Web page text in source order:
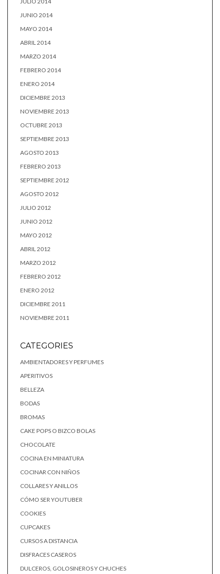
JUNIO 2014
MAYO 2014
ABRIL 2014
MARZO 2014
FEBRERO 2014
ENERO 2014
DICIEMBRE 2013
NOVIEMBRE 2013
OCTUBRE 2013
SEPTIEMBRE 2013
AGOSTO 2013
FEBRERO 2013
SEPTIEMBRE 2012
AGOSTO 2012
JULIO 2012
JUNIO 2012
MAYO 2012
ABRIL 2012
MARZO 2012
FEBRERO 2012
ENERO 2012
DICIEMBRE 2011
NOVIEMBRE 2011
CATEGORIES
AMBIENTADORES Y PERFUMES
APERITIVOS
BELLEZA
BODAS
BROMAS
CAKE POPS O BIZCO BOLAS
CHOCOLATE
COCINA EN MINIATURA
COCINAR CON NIÑOS
COLLARES Y ANILLOS
CÓMO SER YOUTUBER
COOKIES
CUPCAKES
CURSOS A DISTANCIA
DISFRACES CASEROS
DULCEROS, GOLOSINEROS Y CHUCHES